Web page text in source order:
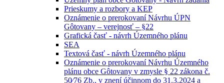
Prieskumy a rozbory a KEP
Oznámenie o prerokovaní Návrhu ÚPN
Gôtovany – verejnosť – §22
Grafická časť - návrh Územného plánu
SEA
Textová časť - návrh Územného plánu
Oznámenie o prerokovaní Návrhu Územného
plánu obce Gôtovany v zmysle § 22 zákona č.
50⁄76 Zb., v znení účinnom do 31.3.2024 a